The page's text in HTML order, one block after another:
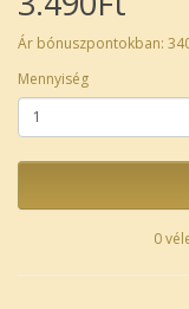
Ár bónuszpontokban:
Mennyiség
0